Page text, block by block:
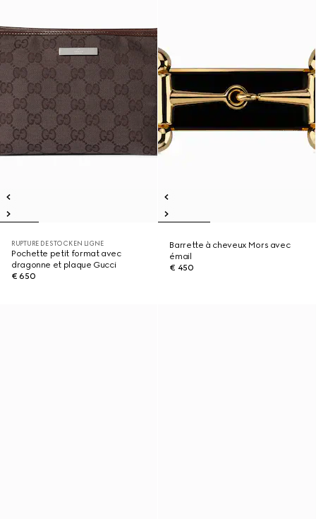
RUPTURE DE STOCK EN LIGNE
Pochette petit format avec
dragonne et plaque Gucci
€ 650
Barrette à cheveux Mors avec
émail
€ 450